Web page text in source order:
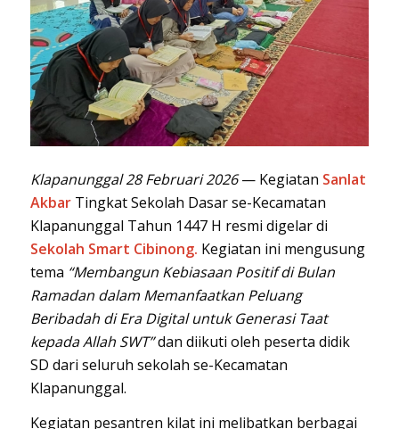
Klapanunggal 28 Februari 2026— Kegiatan Sanlat
AkbarTingkat Sekolah Dasar se-Kecamatan
Klapanunggal Tahun 1447 H resmi digelar di
Sekolah Smart Cibinong. Kegiatan ini mengusung
tema “Membangun Kebiasaan Positif di Bulan
Ramadan dalam Memanfaatkan Peluang
Beribadah di Era Digital untuk Generasi Taat
kepada Allah SWT”dan diikuti oleh peserta didik
SD dari seluruh sekolah se-Kecamatan
Klapanunggal.
Kegiatan pesantren kilat ini melibatkan berbagai